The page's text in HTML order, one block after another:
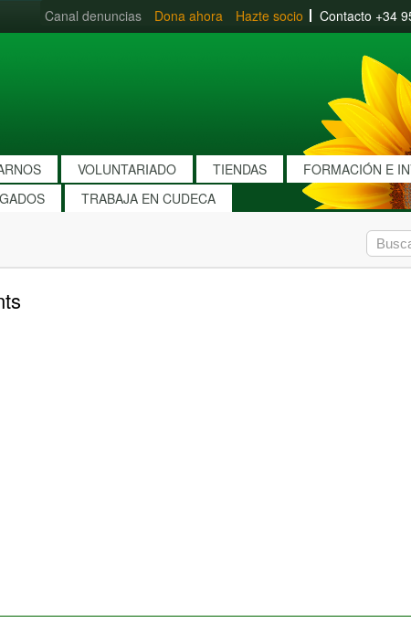
Canal denuncias Dona ahora Hazte socio Contacto +34
VOLUNTARIADO TIENDAS
FORMACIÓN E
TRABAJA EN CUDECA